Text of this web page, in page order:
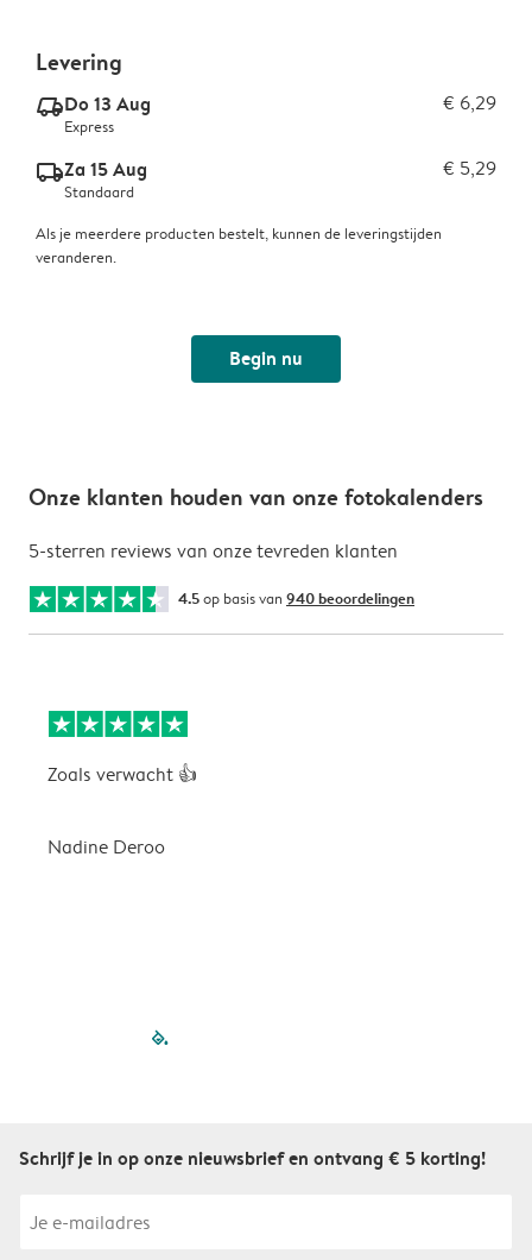
Levering
delivery_express_v2Do 13 Aug € 6,29
Express
delivery_standard_v2Za 15 Aug € 5,29
Standaard
Als je meerdere producten bestelt, kunnen de leveringstijden
veranderen.
Begin nu
Onze klanten houden van onze fotokalenders
5-sterren reviews van onze tevreden klanten
4.5op basis van 940 beoordelingen
Zoals verwacht 👍
Nadine Deroo
filled-pagination
Schrijf je in op onze nieuwsbrief en ontvang € 5 korting!